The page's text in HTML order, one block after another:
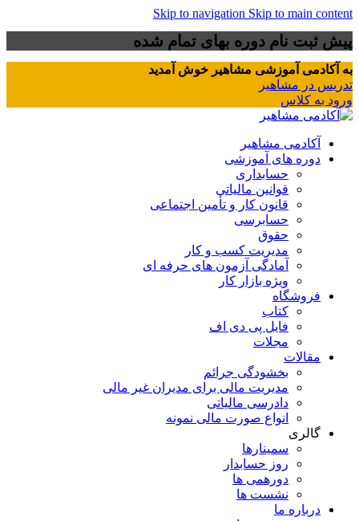
Skip to navigation Skip to main content
پیش ثبت نام دوره بهای تمام شده
به آکادمی آموزشی مشاهیر خوش آمدید
تدریس در مشاهیر
ورود به کلاس
آکادمی مشاهیر
دوره های آموزشی
حسابداری
قوانین مالیاتی
قانون کار و تأمین اجتماعی
حسابرسی
حقوق
مدیریت کسب و کار
آمادگی آزمون های حرفه ای
ویژه بازار کار
فروشگاه
کتاب
فایل پی دی اف
مجلات
مقالات
بخشودگی جرائم
مدیریت مالی برای مدیران غیر مالی
دادرسی مالیاتی
انواع صورت مالی نمونه
گالری
سمینارها
روز حسابدار
دورهمی ها
نشست ها
درباره ما